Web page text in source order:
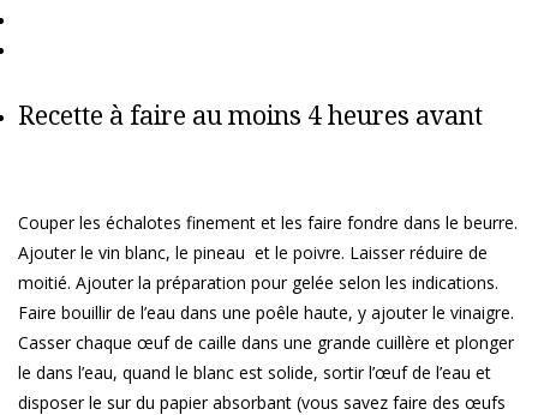
Recette à faire au moins 4 heures avant
Couper les échalotes finement et les faire fondre dans le beurre.
Ajouter le vin blanc, le pineau et le poivre. Laisser réduire de
moitié. Ajouter la préparation pour gelée selon les indications.
Faire bouillir de l’eau dans une poêle haute, y ajouter le vinaigre.
Casser chaque œuf de caille dans une grande cuillère et plonger
le dans l’eau, quand le blanc est solide, sortir l’œuf de l’eau et
disposer le sur du papier absorbant (vous savez faire des œufs